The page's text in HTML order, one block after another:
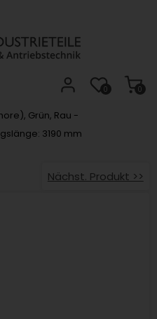
0
0
Grün, Rau -
3190 mm
Nächst. Produkt >>